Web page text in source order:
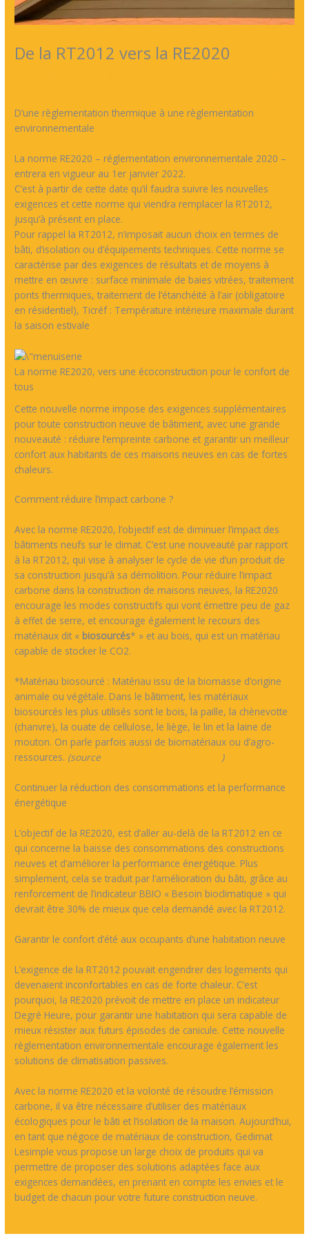
De la RT2012 vers la RE2020
D’une règlementation thermique à une règlementation
environnementale
La norme RE2020 – réglementation environnementale 2020 –
entrera en vigueur au 1er janvier 2022.
C’est à partir de cette date qu’il faudra suivre les nouvelles
exigences et cette norme qui viendra remplacer la RT2012,
jusqu’à présent en place.
Pour rappel la RT2012, n’imposait aucun choix en termes de
bâti, d’isolation ou d’équipements techniques. Cette norme se
caractérise par des exigences de résultats et de moyens à
mettre en œuvre : surface minimale de baies vitrées, traitement
ponts thermiques, traitement de l’étanchéité à l’air (obligatoire
en résidentiel), Ticréf : Température intérieure maximale durant
la saison estivale
La norme RE2020, vers une écoconstruction pour le confort de
tous
Cette nouvelle norme impose des exigences supplémentaires
pour toute construction neuve de bâtiment, avec une grande
nouveauté : réduire l’empreinte carbone et garantir un meilleur
confort aux habitants de ces maisons neuves en cas de fortes
chaleurs.
Comment réduire l’impact carbone ?
Avec la norme RE2020, l’objectif est de diminuer l’impact des
bâtiments neufs sur le climat. C’est une nouveauté par rapport
à la RT2012, qui vise à analyser le cycle de vie d’un produit de
sa construction jusqu’à sa démolition. Pour réduire l’impact
carbone dans la construction de maisons neuves, la RE2020
encourage les modes constructifs qui vont émettre peu de gaz
à effet de serre, et encourage également le recours des
matériaux dit « biosourcés* » et au bois, qui est un matériau
capable de stocker le CO2.
*Matériau biosourcé : Matériau issu de la biomasse d’origine
animale ou végétale. Dans le bâtiment, les matériaux
biosourcés les plus utilisés sont le bois, la paille, la chènevotte
(chanvre), la ouate de cellulose, le liège, le lin et la laine de
mouton. On parle parfois aussi de biomatériaux ou d’agro-
ressources. (source )
Continuer la réduction des consommations et la performance
énergétique
L’objectif de la RE2020, est d’aller au-delà de la RT2012 en ce
qui concerne la baisse des consommations des constructions
neuves et d’améliorer la performance énergétique. Plus
simplement, cela se traduit par l’amélioration du bâti, grâce au
renforcement de l’indicateur BBIO « Besoin bioclimatique » qui
devrait être 30% de mieux que cela demandé avec la RT2012.
Garantir le confort d’été aux occupants d’une habitation neuve
L’exigence de la RT2012 pouvait engendrer des logements qui
devenaient inconfortables en cas de forte chaleur. C’est
pourquoi, la RE2020 prévoit de mettre en place un indicateur
Degré Heure, pour garantir une habitation qui sera capable de
mieux résister aux futurs épisodes de canicule. Cette nouvelle
règlementation environnementale encourage également les
solutions de climatisation passives.
Avec la norme RE2020 et la volonté de résoudre l’émission
carbone, il va être nécessaire d’utiliser des matériaux
écologiques pour le bâti et l’isolation de la maison. Aujourd’hui,
en tant que négoce de matériaux de construction, Gedimat
Lesimple vous propose un large choix de produits qui va
permettre de proposer des solutions adaptées face aux
exigences demandées, en prenant en compte les envies et le
budget de chacun pour votre future construction neuve.